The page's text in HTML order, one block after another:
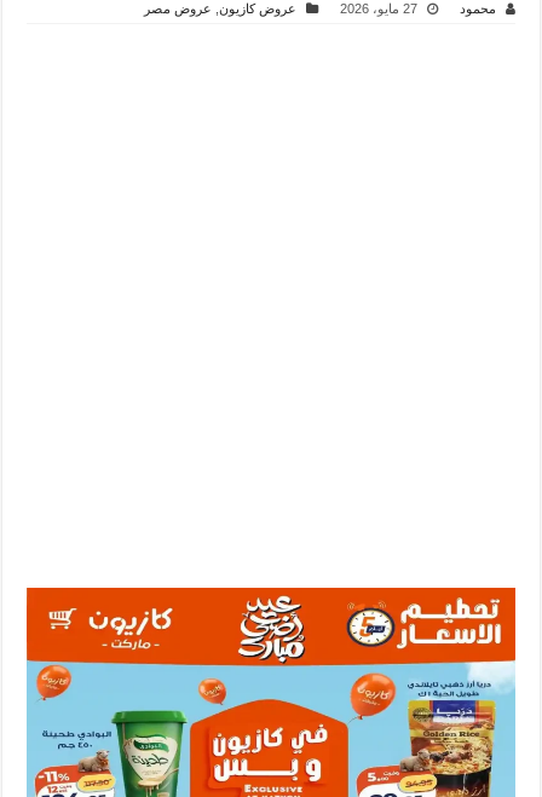
محمود 27 مايو، 2026 عروض كازيون, عروض مصر